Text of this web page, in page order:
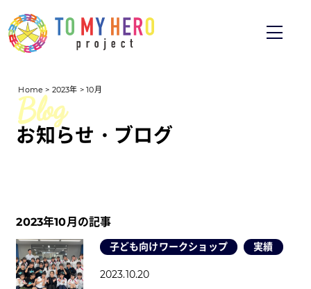
Home > 2023年 >10月
お知らせ・ブログ
2023年10月の記事
子ども向けワークショップ 実績
2023.10.20